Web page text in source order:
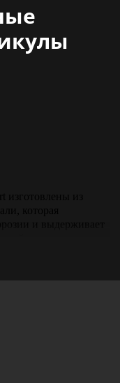
устойчив ко всем